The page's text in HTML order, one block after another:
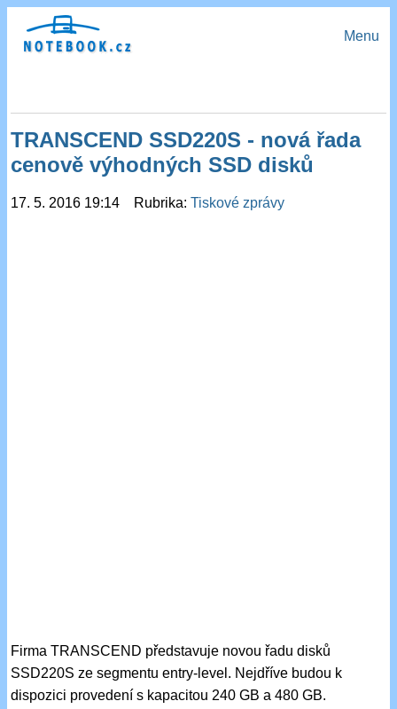
Menu
TRANSCEND SSD220S - nová řada
cenově výhodných SSD disků
17. 5. 2016 19:14 Rubrika:Tiskové zprávy
Firma TRANSCEND představuje novou řadu disků
SSD220S ze segmentu entry-level. Nejdříve budou k
dispozici provedení s kapacitou 240 GB a 480 GB.